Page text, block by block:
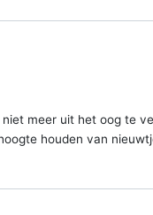
meer uit het oog te
houden van